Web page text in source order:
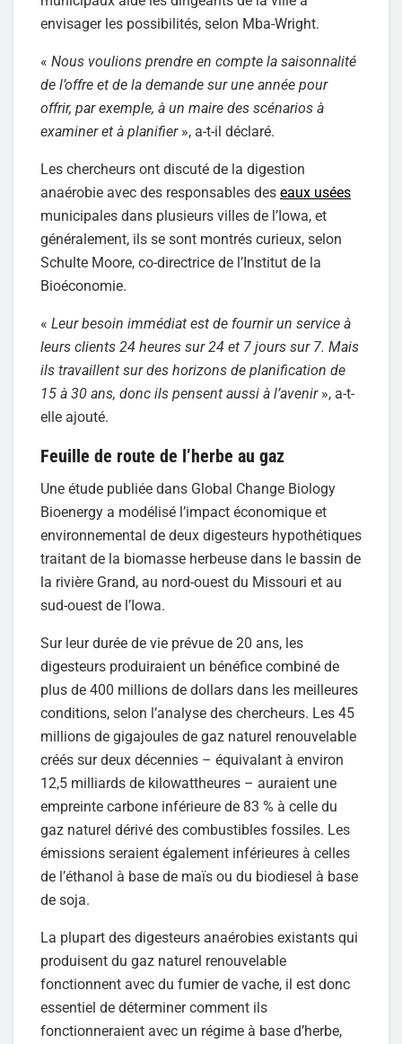
envisager les possibilités, selon Mba-Wright.
« Nous voulions prendre en compte la saisonnalité
de l’offre et de la demande sur une année pour
offrir, par exemple, à un maire des scénarios à
examiner et à planifier », a-t-il déclaré.
Les chercheurs ont discuté de la digestion
anaérobie avec des responsables des eaux usées
municipales dans plusieurs villes de l’Iowa, et
généralement, ils se sont montrés curieux, selon
Schulte Moore, co-directrice de l’Institut de la
Bioéconomie.
« Leur besoin immédiat est de fournir un service à
leurs clients 24 heures sur 24 et 7 jours sur 7. Mais
ils travaillent sur des horizons de planification de
15 à 30 ans, donc ils pensent aussi à l’avenir », a-t-
elle ajouté.
Feuille de route de l’herbe au gaz
Une étude publiée dans Global Change Biology
Bioenergy a modélisé l’impact économique et
environnemental de deux digesteurs hypothétiques
traitant de la biomasse herbeuse dans le bassin de
la rivière Grand, au nord-ouest du Missouri et au
sud-ouest de l’Iowa.
Sur leur durée de vie prévue de 20 ans, les
digesteurs produiraient un bénéfice combiné de
plus de 400 millions de dollars dans les meilleures
conditions, selon l’analyse des chercheurs. Les 45
millions de gigajoules de gaz naturel renouvelable
créés sur deux décennies – équivalant à environ
12,5 milliards de kilowattheures – auraient une
empreinte carbone inférieure de 83 % à celle du
gaz naturel dérivé des combustibles fossiles. Les
émissions seraient également inférieures à celles
de l’éthanol à base de maïs ou du biodiesel à base
de soja.
La plupart des digesteurs anaérobies existants qui
produisent du gaz naturel renouvelable
fonctionnent avec du fumier de vache, il est donc
essentiel de déterminer comment ils
fonctionneraient avec un régime à base d’herbe,